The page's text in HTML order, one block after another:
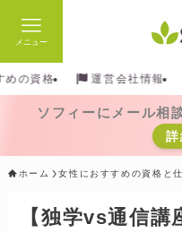
メニュー
めの資格 運営会社情報
ソフィーにメール相
ホーム 女性におすすめの資格と
【独学vs通信